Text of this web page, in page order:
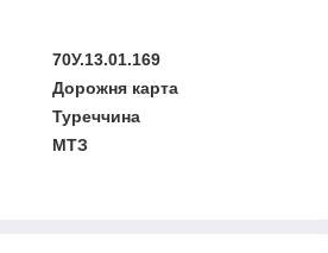
70У.13.01.169
Дорожня карта
Туреччина
МТЗ